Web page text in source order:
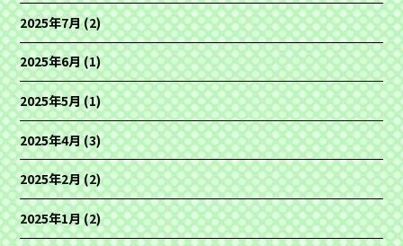
2025年7月(2)
2025年6月(1)
2025年5月(1)
2025年4月(3)
2025年2月(2)
2025年1月(2)